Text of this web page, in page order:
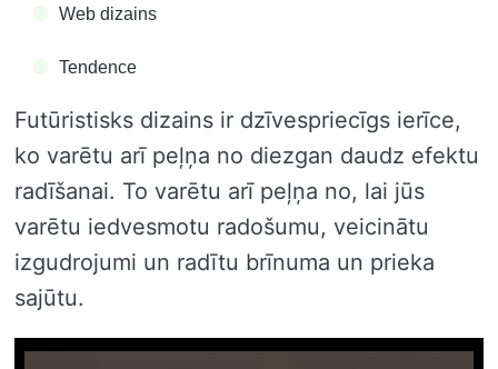
Web dizains
Tendence
Futūristisks dizains ir dzīvespriecīgs ierīce,
ko varētu arī peļņa no diezgan daudz efektu
radīšanai. To varētu arī peļņa no, lai jūs
varētu iedvesmotu radošumu, veicinātu
izgudrojumi un radītu brīnuma un prieka
sajūtu.